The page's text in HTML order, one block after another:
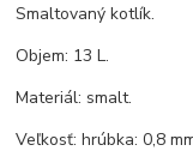
Smaltovaný kotlík.
Objem: 13 L.
Materiál: smalt.
Veľkosť: hrúbka: 0,8